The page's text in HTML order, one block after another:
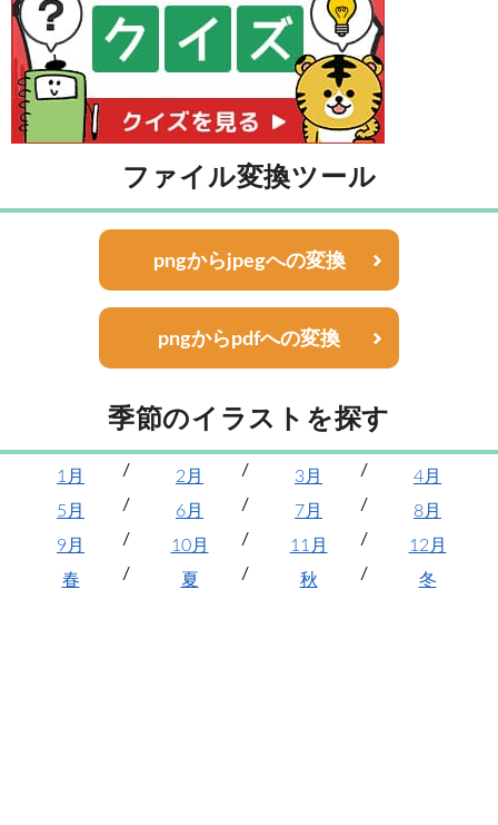
ファイル変換ツール
pngからjpegへの変換
pngからpdfへの変換
季節のイラストを探す
1月 2月 3月
4月
5月
6月 7月
8月
9月
10月 11月
12月
春
夏 秋 冬